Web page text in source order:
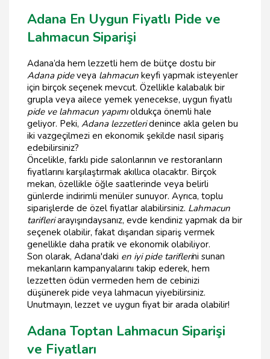
Adana En Uygun Fiyatlı Pide ve
Lahmacun Siparişi
Adana’da hem lezzetli hem de bütçe dostu bir
Adana pideveya lahmacun keyfi yapmak isteyenler
için birçok seçenek mevcut. Özellikle kalabalık bir
grupla veya ailece yemek yenecekse, uygun fiyatlı
pide ve lahmacun yapımıoldukça önemli hale
geliyor. Peki, Adana lezzetleridenince akla gelen bu
iki vazgeçilmezi en ekonomik şekilde nasıl sipariş
edebilirsiniz?
Öncelikle, farklı pide salonlarının ve restoranların
fiyatlarını karşılaştırmak akıllıca olacaktır. Birçok
mekan, özellikle öğle saatlerinde veya belirli
günlerde indirimli menüler sunuyor. Ayrıca, toplu
siparişlerde de özel fiyatlar alabilirsiniz. Lahmacun
tarifleriarayışındaysanız, evde kendiniz yapmak da bir
seçenek olabilir, fakat dışarıdan sipariş vermek
genellikle daha pratik ve ekonomik olabiliyor.
Son olarak, Adana'daki en iyi pide tariflerini sunan
mekanların kampanyalarını takip ederek, hem
lezzetten ödün vermeden hem de cebinizi
düşünerek pide veya lahmacun yiyebilirsiniz.
Unutmayın, lezzet ve uygun fiyat bir arada olabilir!
Adana Toptan Lahmacun Siparişi
ve Fiyatları